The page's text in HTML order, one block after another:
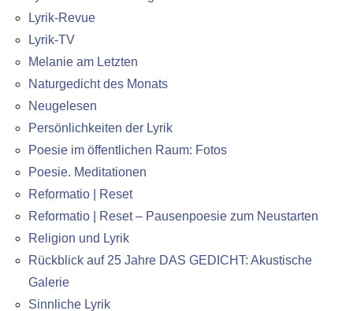
Lyrik-Revue
Lyrik-TV
Melanie am Letzten
Naturgedicht des Monats
Neugelesen
Persönlichkeiten der Lyrik
Poesie im öffentlichen Raum: Fotos
Poesie. Meditationen
Reformatio | Reset
Reformatio | Reset – Pausenpoesie zum Neustarten
Religion und Lyrik
Rückblick auf 25 Jahre DAS GEDICHT: Akustische
Galerie
Sinnliche Lyrik